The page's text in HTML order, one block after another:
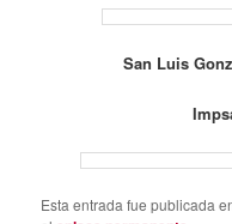
San Luis
Esta entrada fue publicada